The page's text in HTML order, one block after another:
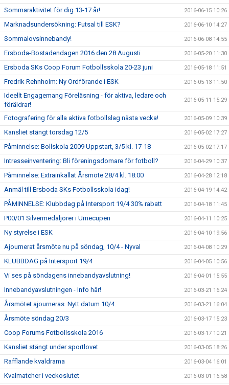
Sommaraktivitet för dig 13-17 år! 2016-06-15 10:26
Marknadsundersökning: Futsal till ESK? 2016-06-10 14:27
Sommalovsinnebandy! 2016-06-08 14:55
Ersboda-Bostadendagen 2016 den 28 Augusti 2016-05-20 11:30
Ersboda SKs Coop Forum Fotbollsskola 20-23 juni 2016-05-18 11:51
Fredrik Rehnholm: Ny Ordförande i ESK 2016-05-13 11:50
Ideellt Engagemang Föreläsning - för aktiva, ledare och
föräldrar!
2016-05-11 15:29
Fotografering för alla aktiva fotbollslag nästa vecka! 2016-05-09 10:39
Kansliet stängt torsdag 12/5 2016-05-02 17:27
Påminnelse: Bollskola 2009 Uppstart, 3/5 kl. 17-18 2016-05-02 17:17
Intresseinventering: Bli föreningsdomare för fotboll? 2016-04-29 10:37
Påminnelse: Extrainkallat Årsmöte 28/4 kl. 18:00 2016-04-28 12:18
Anmäl till Ersboda SKs Fotbollsskola idag! 2016-04-19 14:42
PÅMINNELSE: Klubbdag på Intersport 19/4 30% rabatt 2016-04-18 11:45
P00/01 Silvermedaljörer i Umecupen 2016-04-11 10:25
Ny styrelse i ESK 2016-04-10 19:56
Ajournerat årsmöte nu på söndag, 10/4 - Nyval 2016-04-08 10:29
KLUBBDAG på Intersport 19/4 2016-04-05 10:56
Vi ses på söndagens innebandyavslutning! 2016-04-01 15:55
Innebandyavslutningen - Info här! 2016-03-21 16:24
Årsmötet ajourneras. Nytt datum 10/4. 2016-03-21 16:04
Årsmöte söndag 20/3 2016-03-17 15:23
Coop Forums Fotbollsskola 2016 2016-03-17 10:21
Kansliet stängt under sportlovet 2016-03-05 18:26
Rafflande kvaldrama 2016-03-04 16:01
Kvalmatcher i veckoslutet 2016-03-01 16:58